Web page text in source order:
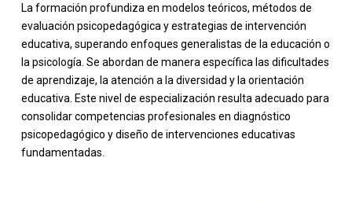
La formación profundiza en modelos teóricos, métodos de
evaluación psicopedagógica y estrategias de intervención
educativa, superando enfoques generalistas de la educación o
la psicología. Se abordan de manera específica las dificultades
de aprendizaje, la atención a la diversidad y la orientación
educativa. Este nivel de especialización resulta adecuado para
consolidar competencias profesionales en diagnóstico
psicopedagógico y diseño de intervenciones educativas
fundamentadas.
-